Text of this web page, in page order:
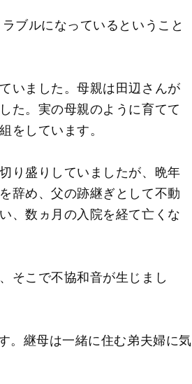
ブルになっているということ
いました。母親は田辺さんが
た。実の母親のように育てて
をしています。
り盛りしていましたが、晩年
辞め、父の跡継ぎとして不動
、数ヵ月の入院を経て亡くな
そこで不協和音が生じまし
。継母は一緒に住む弟夫婦に気